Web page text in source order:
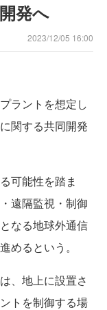
発へ
2023/12/05 16:00
ラントを想定し
関する共同開発
可能性を踏ま
遠隔監視・制御
なる地球外通信
めるという。
、地上に設置さ
トを制御する場